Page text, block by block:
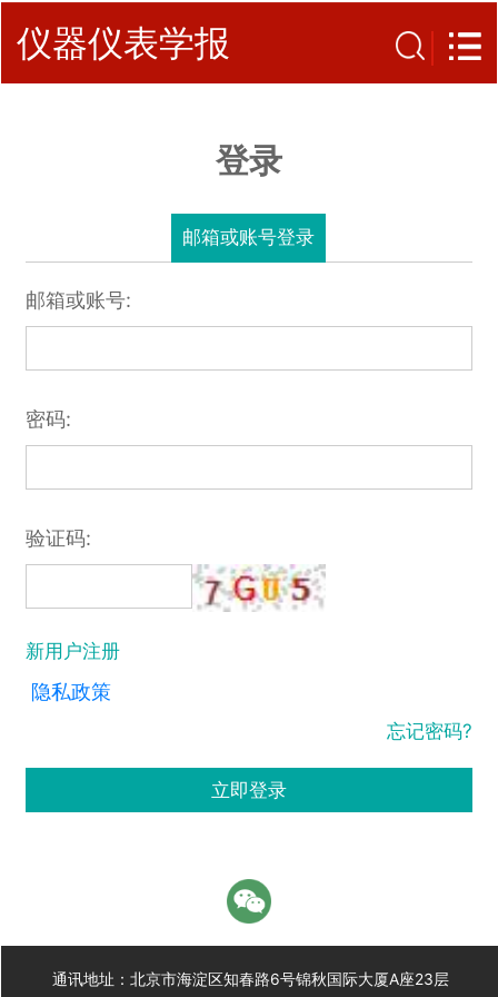
仪器仪表学报
登录
邮箱或账号登录
邮箱或账号:
密码:
验证码:
新用户注册
隐私政策
忘记密码?
立即登录
通讯地址：北京市海淀区知春路6号锦秋国际大厦A座23层